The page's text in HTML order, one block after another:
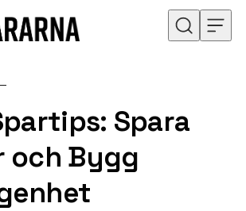
Spara
och Bygg